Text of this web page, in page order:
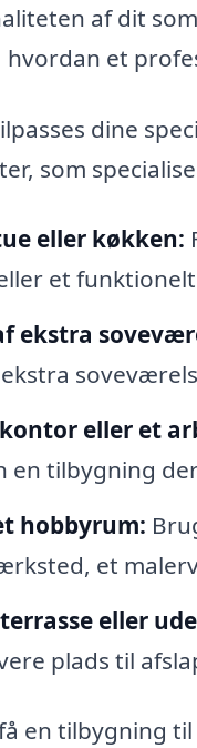
af dit
et
dine
som
eller køkken:
et
ekstra
eller et
en tilbygning
hobbyrum:
et
eller
plads til
en tilbygning